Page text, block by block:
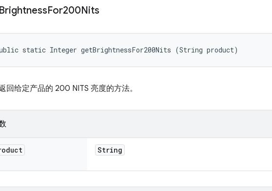
BrightnessFor200Nits
static Integer getBrightnessFor200Nits (String product)
回给定产品的 200 NITS 亮度的方法。
String